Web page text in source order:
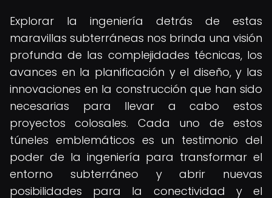
Explorar la ingeniería detrás de estas
maravillas subterráneas nos brinda una visión
profunda de las complejidades técnicas, los
avances en la planificación y el diseño, y las
innovaciones en la construcción que han sido
necesarias para llevar a cabo estos
proyectos colosales. Cada uno de estos
túneles emblemáticos es un testimonio del
poder de la ingeniería para transformar el
entorno subterráneo y abrir nuevas
posibilidades para la conectividad y el